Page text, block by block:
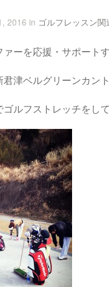
2016 in ゴルフレッスン関
ァーを応援・サポート
君津ベルグリーンカン
ルフストレッチをして